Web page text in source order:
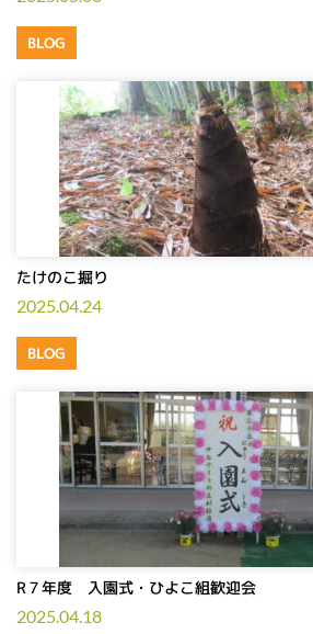
BLOG
たけのこ掘り
2025.04.24
BLOG
R７年度 入園式・ひよこ組歓迎会
2025.04.18